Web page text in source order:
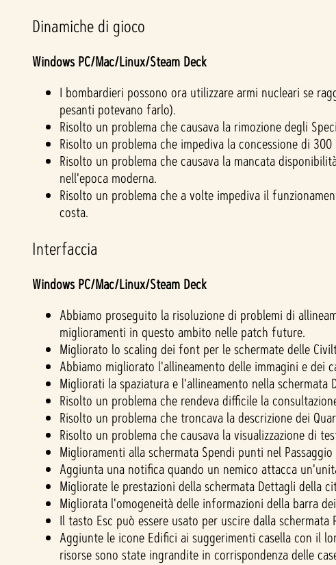
Dinamiche di gioco
Windows PC/Mac/Linux/Steam Deck
I bombardieri possono ora utilizzare armi nucleari se
pesanti potevano farlo).
Risolto un problema che causava la rimozione degli
Risolto un problema che impediva la concessione di
Risolto un problema che causava la mancata
nell'epoca moderna.
Risolto un problema che a volte impediva il
costa.
Interfaccia
Windows PC/Mac/Linux/Steam Deck
Abbiamo proseguito la risoluzione di problemi di
miglioramenti in questo ambito nelle patch future.
Migliorato lo scaling dei font per le schermate delle
Abbiamo migliorato l'allineamento delle immagini e dei
Migliorati la spaziatura e l'allineamento nella schermata
Risolto un problema che rendeva difficile la
Risolto un problema che troncava la descrizione dei
Risolto un problema che causava la visualizzazione di
Miglioramenti alla schermata Spendi punti nel
Aggiunta una notifica quando un nemico attacca
Migliorate le prestazioni della schermata Dettagli della
Migliorata l'omogeneità delle informazioni della barra
Il tasto Esc può essere usato per uscire dalla schermata
Aggiunte le icone Edifici ai suggerimenti casella con il
risorse sono state ingrandite in corrispondenza delle